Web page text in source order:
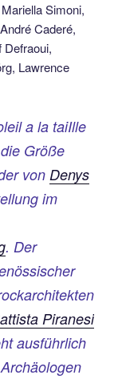
Simoni,
Caderé,
Defraoui,
Lawrence
a la taiIlle
Größe
von Denys
im
. Der
Piranesi
ausführlich